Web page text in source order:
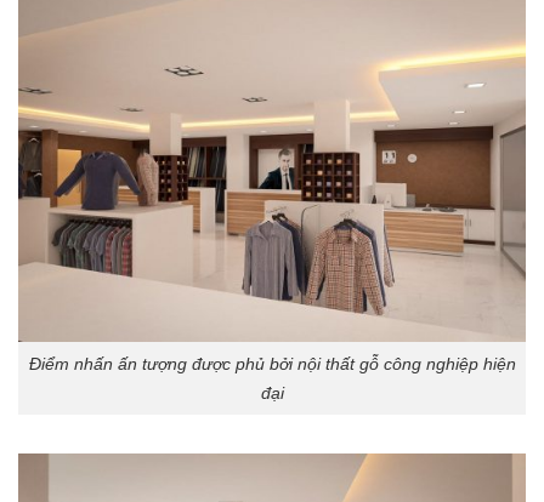
Điểm nhấn ấn tượng được phủ bởi nội thất gỗ công nghiệp hiện
đại